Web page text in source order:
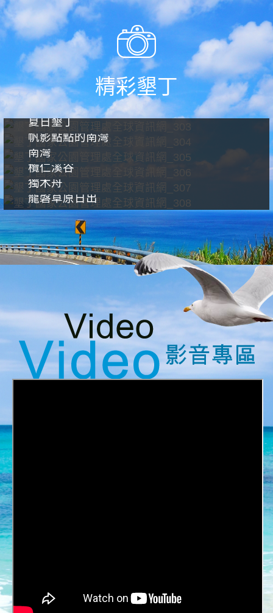
精彩墾丁
夏日墾丁
帆影點點的南灣
南灣
欖仁溪谷
獨木舟
龍磐草原日出